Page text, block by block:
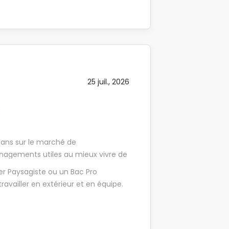
recherchons des personnes
avec un contrat
2026). Et ensuite ? A la fin
s'offrir à toi, partout en France
dans le groupe ! Tu te reconnais
25 juil., 2026
ans sur le marché de
utiles au mieux vivre de
c'est 40 domaines
bâtiment et énergie : autant
de faire grandir vos
Ouvrier Paysagiste H/F au
Accompagné par un Chef
Paysagiste ou un Bac Pro
en extérieur et en équipe.